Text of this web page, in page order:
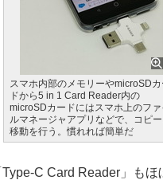
スマホ内部のメモリーやmicroSDカ
ドから5 in 1 Card Reader内の
microSDカードにはスマホ上のファ
ルマネージャアプリなどで、コピー
移動を行う。慣れれば簡単だ
C Card Reader」もほ